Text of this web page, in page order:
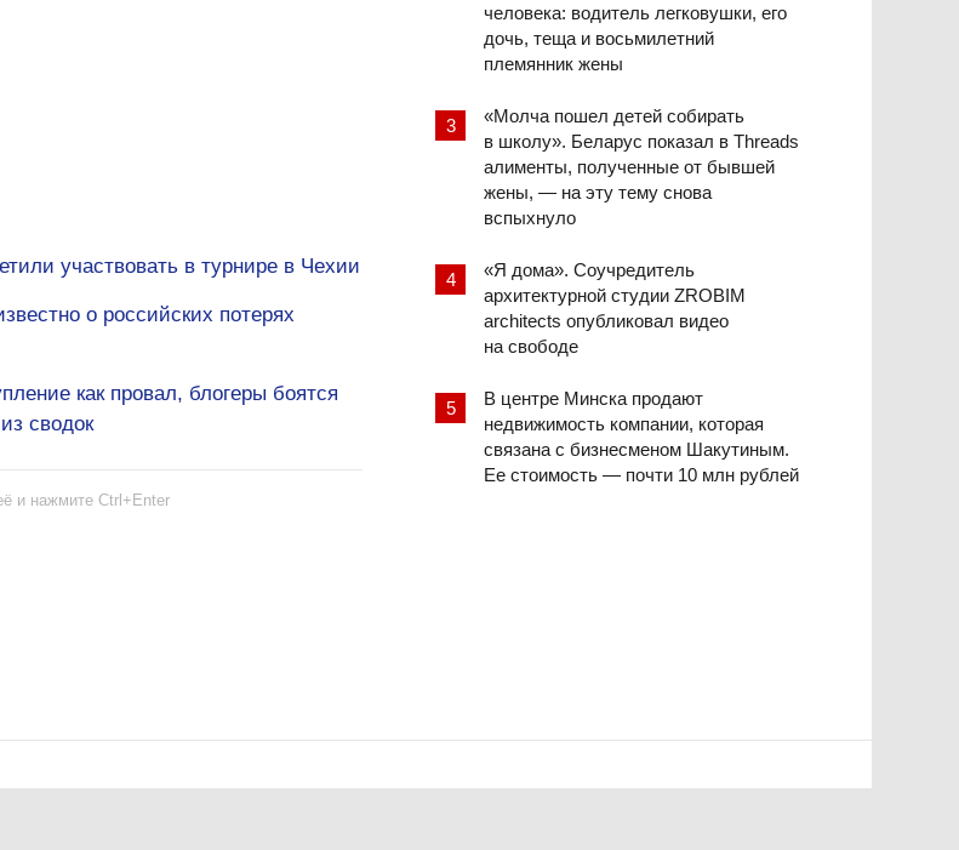
человека: водитель легковушки, его
дочь, теща и восьмилетний
племянник жены
«Молча пошел детей собирать
в школу». Беларус показал в Threads
алименты, полученные от бывшей
жены, — на эту тему снова
вспыхнуло
«Я дома». Соучредитель
архитектурной студии ZROBIM
architects опубликовал видео
на свободе
В центре Минска продают
недвижимость компании, которая
связана с бизнесменом Шакутиным.
Ее стоимость — почти 10 млн рублей
участвовать в турнире в Чехии
о российских потерях
как провал, блогеры боятся
сводок
и нажмите Ctrl+Enter